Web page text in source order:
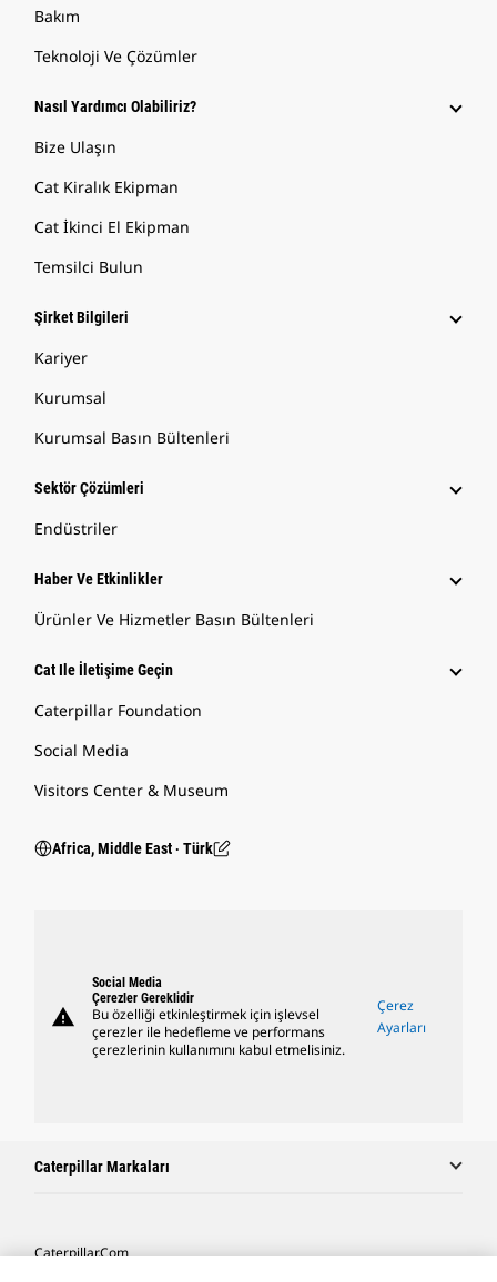
Bakım
Teknoloji Ve Çözümler
Nasıl Yardımcı Olabiliriz?
Bize Ulaşın
Cat Kiralık Ekipman
Cat İkinci El Ekipman
Temsilci Bulun
Şirket Bilgileri
Kariyer
Kurumsal
Kurumsal Basın Bültenleri
Sektör Çözümleri
Endüstriler
Haber Ve Etkinlikler
Ürünler Ve Hizmetler Basın Bültenleri
Cat Ile İletişime Geçin
Caterpillar Foundation
Social Media
Visitors Center & Museum
Africa, Middle East ‧ Türk
warning
Social Media
Çerezler Gereklidir
Bu özelliği etkinleştirmek için işlevsel
çerezler ile hedefleme ve performans
çerezlerinin kullanımını kabul etmelisiniz.
Çerez
Ayarları
Caterpillar Markaları
Caterpillar.com